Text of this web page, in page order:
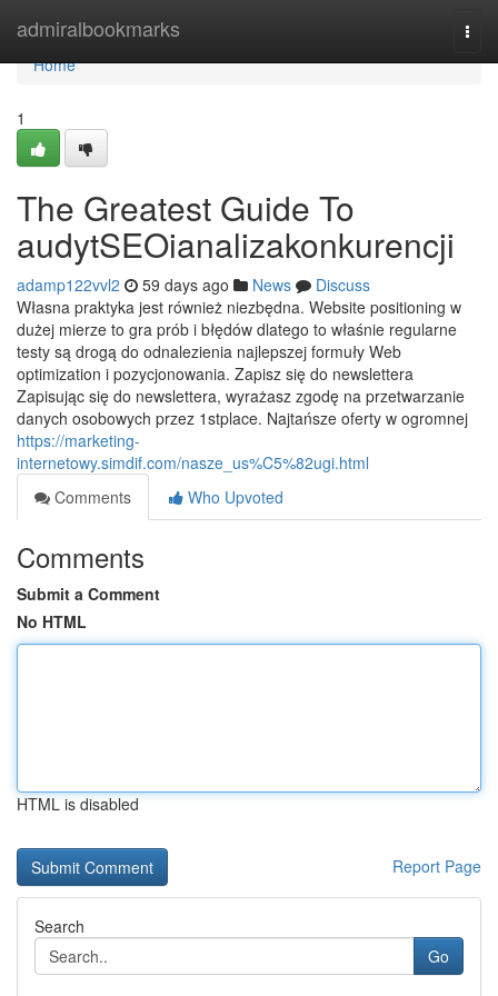
admiralbookmarks
Home
Home
1
The Greatest Guide To
audytSEOianalizakonkurencji
adamp122vvl2 59 days ago News
Discuss
Własna praktyka jest również niezbędna. Website positioning w
dużej mierze to gra prób i błędów dlatego to właśnie regularne
testy są drogą do odnalezienia najlepszej formuły Web
optimization i pozycjonowania. Zapisz się do newslettera
Zapisując się do newslettera, wyrażasz zgodę na przetwarzanie
danych osobowych przez 1stplace. Najtańsze oferty w ogromnej
https://marketing-
internetowy.simdif.com/nasze_us%C5%82ugi.html
Comments
Who Upvoted
Comments
Submit a Comment
No HTML
HTML is disabled
Report Page
Search
Go